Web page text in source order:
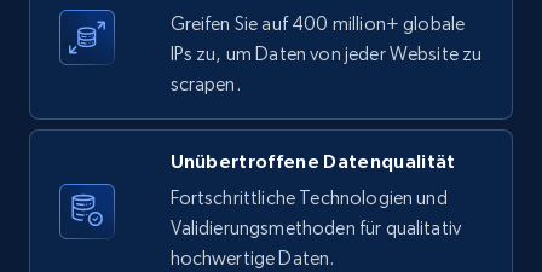
1.9K+ 323+ Gratis testen
Etsy - Collects data from shop's URL
URL, Product id, Listing inventory id, Title, Rating,
Reviews count shop, Reviews count item, Initial
price, and more.
Greifen Sie auf 400 million+ globale
IPs zu, um Daten von jeder Website zu
scrapen.
Unübertroffene Datenqualität
Fortschrittliche Technologien und
Validierungsmethoden für qualitativ
hochwertige Daten.